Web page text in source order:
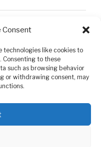
Consent
technologies like cookies to
to these
such as browsing behavior
or withdrawing consent, may